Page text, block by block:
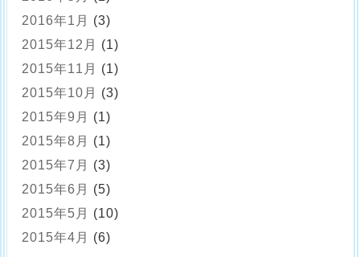
2016年1月
(3)
2015年12月
(1)
2015年11月
(1)
2015年10月
(3)
2015年9月
(1)
2015年8月
(1)
2015年7月
(3)
2015年6月
(5)
2015年5月
(10)
2015年4月
(6)